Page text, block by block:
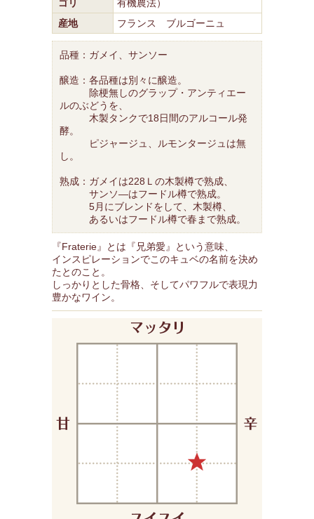
ゴリ
有機農法）
産地
フランス ブルゴーニュ
品種：ガメイ、サンソー
醸造：各品種は別々に醸造。
除梗無しのグラップ・アンティエー
ルのぶどうを、
木製タンクで18日間のアルコール発
酵。
ピジャージュ、ルモンタージュは無
し。
熟成：ガメイは228Ｌの木製樽で熟成、
サンソ―はフードル樽で熟成。
5月にブレンドをして、木製樽、
あるいはフードル樽で春まで熟成。
『Fraterie』とは『兄弟愛』という意味、
インスピレーションでこのキュベの名前を決め
たとのこと。
しっかりとした骨格、そしてパワフルで表現力
豊かなワイン。